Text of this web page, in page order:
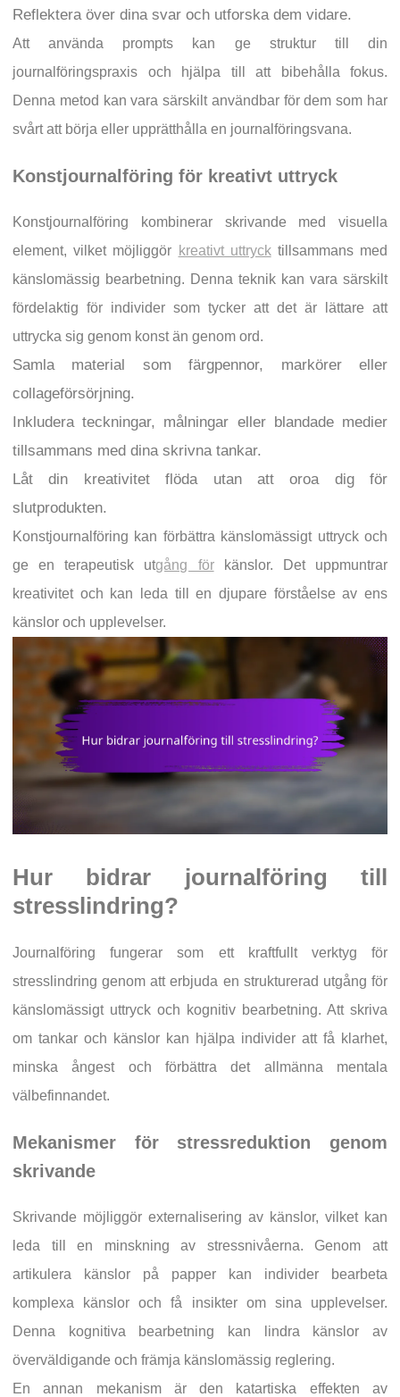
Reflektera över dina svar och utforska dem vidare.
Att använda prompts kan ge struktur till din
journalföringspraxis och hjälpa till att bibehålla fokus.
Denna metod kan vara särskilt användbar för dem som har
svårt att börja eller upprätthålla en journalföringsvana.
Konstjournalföring för kreativt uttryck
Konstjournalföring kombinerar skrivande med visuella
element, vilket möjliggör kreativt uttrycktillsammans med
känslomässig bearbetning. Denna teknik kan vara särskilt
fördelaktig för individer som tycker att det är lättare att
uttrycka sig genom konst än genom ord.
Samla material som färgpennor, markörer eller
collageförsörjning.
Inkludera teckningar, målningar eller blandade medier
tillsammans med dina skrivna tankar.
Låt din kreativitet flöda utan att oroa dig för
slutprodukten.
Konstjournalföring kan förbättra känslomässigt uttryck och
ge en terapeutisk utgång förkänslor. Det uppmuntrar
kreativitet och kan leda till en djupare förståelse av ens
känslor och upplevelser.
Hur bidrar journalföring till
stresslindring?
Journalföring fungerar som ett kraftfullt verktyg för
stresslindring genom att erbjuda en strukturerad utgång för
känslomässigt uttryck och kognitiv bearbetning. Att skriva
om tankar och känslor kan hjälpa individer att få klarhet,
minska ångest och förbättra det allmänna mentala
välbefinnandet.
Mekanismer för stressreduktion genom
skrivande
Skrivande möjliggör externalisering av känslor, vilket kan
leda till en minskning av stressnivåerna. Genom att
artikulera känslor på papper kan individer bearbeta
komplexa känslor och få insikter om sina upplevelser.
Denna kognitiva bearbetning kan lindra känslor av
överväldigande och främja känslomässig reglering.
En annan mekanism är den katartiska effekten av